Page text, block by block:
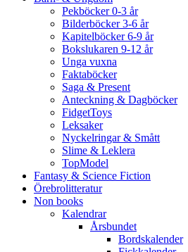
Pekböcker 0-3 år
Bilderböcker 3-6 år
Kapitelböcker 6-9 år
Bokslukaren 9-12 år
Unga vuxna
Faktaböcker
Saga & Present
Anteckning & Dagböcker
FidgetToys
Leksaker
Nyckelringar & Smått
Slime & Leklera
TopModel
Fantasy & Science Fiction
Örebrolitteratur
Non books
Kalendrar
Årsbundet
Bordskalender